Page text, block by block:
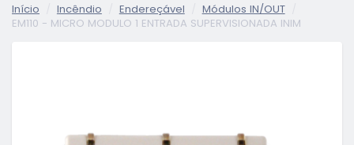
Início Incêndio Endereçável
Módulos IN/OUT
EM110 - MICRO MODULO 1 ENTRADA SUPERVISIONADA INIM